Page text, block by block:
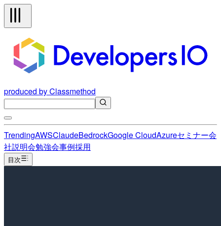
produced by Classmethod
TrendingAWSClaudeBedrockGoogle CloudAzureセミナー会
社説明会勉強会事例採用
目次